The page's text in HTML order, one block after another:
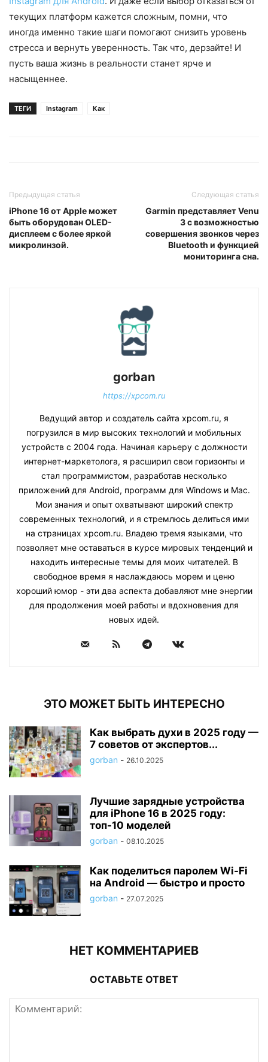
текущих платформ кажется сложным, помни, что
иногда именно такие шаги помогают снизить уровень
стресса и вернуть уверенность. Так что, дерзайте! И
пусть ваша жизнь в реальности станет ярче и
насыщеннее.
ТЕГИ Instagram Как
Предыдущая статья
iPhone 16 от Apple может
быть оборудован OLED-
дисплеем с более яркой
микролинзой.
Следующая статья
Garmin представляет Venu
3 с возможностью
совершения звонков через
Bluetooth и функцией
мониторинга сна.
gorban
https://xpcom.ru
Ведущий автор и создатель сайта xpcom.ru, я
погрузился в мир высоких технологий и мобильных
устройств с 2004 года. Начиная карьеру с должности
интернет-маркетолога, я расширил свои горизонты и
стал программистом, разработав несколько
приложений для Android, программ для Windows и Mac.
Мои знания и опыт охватывают широкий спектр
современных технологий, и я стремлюсь делиться ими
на страницах xpcom.ru. Владею тремя языками, что
позволяет мне оставаться в курсе мировых тенденций и
находить интересные темы для моих читателей. В
свободное время я наслаждаюсь морем и ценю
хороший юмор - эти два аспекта добавляют мне энергии
для продолжения моей работы и вдохновения для
новых идей.
ЭТО МОЖЕТ БЫТЬ ИНТЕРЕСНО
Как выбрать духи в 2025 году —
7 советов от экспертов...
gorban - 26.10.2025
Лучшие зарядные устройства
для iPhone 16 в 2025 году:
топ-10 моделей
gorban - 08.10.2025
Как поделиться паролем Wi-Fi
на Android — быстро и просто
gorban - 27.07.2025
НЕТ КОММЕНТАРИЕВ
ОСТАВЬТЕ ОТВЕТ